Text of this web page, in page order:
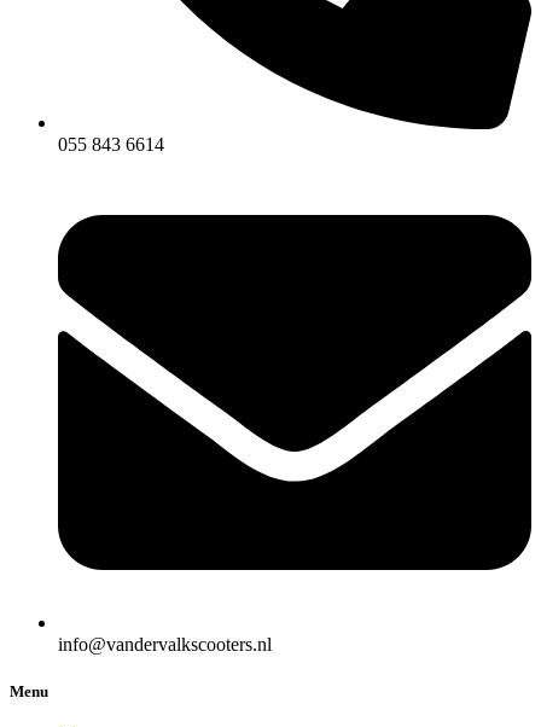
055 843 6614
info@vandervalkscooters.nl
Menu